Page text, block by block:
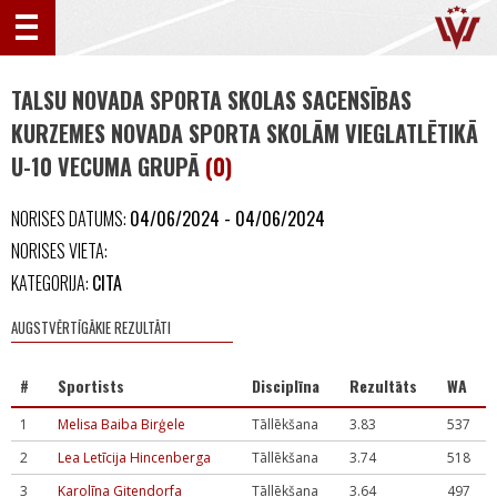
TALSU NOVADA SPORTA SKOLAS SACENSĪBAS
KURZEMES NOVADA SPORTA SKOLĀM VIEGLATLĒTIKĀ
U-10 VECUMA GRUPĀ (0)
NORISES DATUMS: 04/06/2024 - 04/06/2024
NORISES VIETA:
KATEGORIJA: CITA
AUGSTVĒRTĪGĀKIE REZULTĀTI
# Sportists Disciplīna Rezultāts WA
1 Melisa Baiba Birģele Tāllēkšana 3.83
537
2
Lea Letīcija Hincenberga Tāllēkšana 3.74
518
3
Karolīna Gitendorfa Tāllēkšana 3.64 497